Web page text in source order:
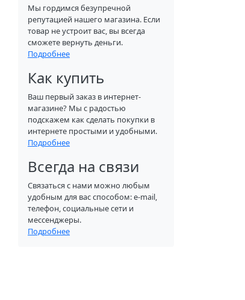
Мы гордимся безупречной
репутацией нашего магазина. Если
товар не устроит вас, вы всегда
сможете вернуть деньги.
Подробнее
Как купить
Ваш первый заказ в интернет-
магазине? Мы с радостью
подскажем как сделать покупки в
интернете простыми и удобными.
Подробнее
Всегда на связи
Связаться с нами можно любым
удобным для вас способом: e-mail,
телефон, социальные сети и
мессенджеры.
Подробнее